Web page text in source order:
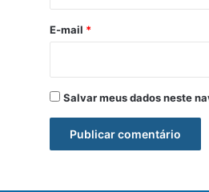
*
E-mail *
Salvar meus dados neste